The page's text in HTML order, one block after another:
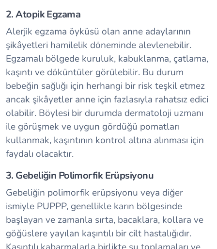
2. Atopik Egzama
Alerjik egzama öyküsü olan anne adaylarının
şikâyetleri hamilelik döneminde alevlenebilir.
Egzamalı bölgede kuruluk, kabuklanma, çatlama,
kaşıntı ve döküntüler görülebilir. Bu durum
bebeğin sağlığı için herhangi bir risk teşkil etmez
ancak şikâyetler anne için fazlasıyla rahatsız edici
olabilir. Böylesi bir durumda dermatoloji uzmanı
ile görüşmek ve uygun gördüğü pomatları
kullanmak, kaşıntının kontrol altına alınması için
faydalı olacaktır.
3. Gebeliğin Polimorfik Erüpsiyonu
Gebeliğin polimorfik erüpsiyonu veya diğer
ismiyle PUPPP, genellikle karın bölgesinde
başlayan ve zamanla sırta, bacaklara, kollara ve
göğüslere yayılan kaşıntılı bir cilt hastalığıdır.